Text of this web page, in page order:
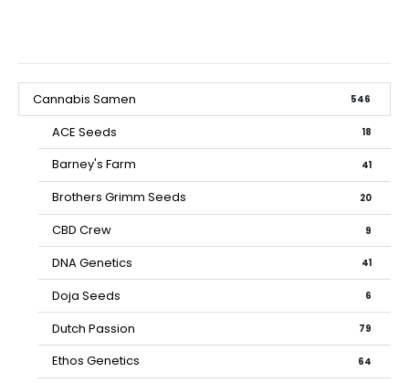
Cannabis Samen 546
ACE Seeds 18
Barney's Farm 41
Brothers Grimm Seeds 20
CBD Crew 9
DNA Genetics 41
Doja Seeds 6
Dutch Passion 79
Ethos Genetics 64